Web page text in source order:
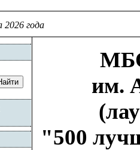
2026 года
им.
"500